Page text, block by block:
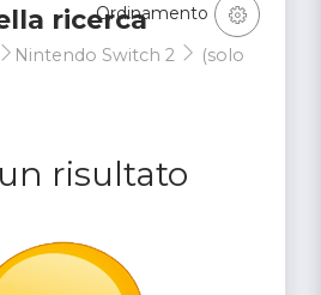
ricerca
Nintendo Switch 2
(solo
risultato
Ordinamento